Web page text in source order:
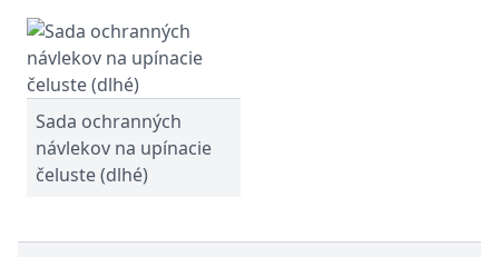
Sada ochranných
návlekov na upínacie
čeluste (dlhé)